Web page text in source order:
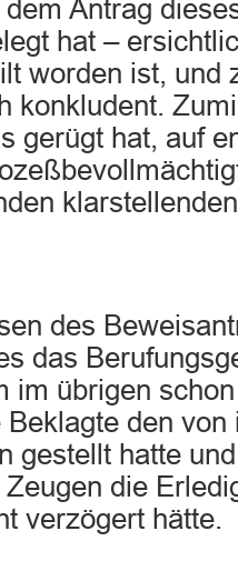
Antrag
hat –
worden ist, und
konkludent.
gerügt hat, auf
des
das
im übrigen
den von
gestellt hatte
die
verzögert hätte.